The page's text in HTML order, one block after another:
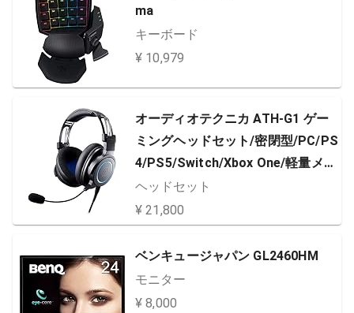
ma
キーボード
¥ 10,979
オーディオテクニカ ATH-G1 ゲー
ミングヘッドセット/密閉型/PC/PS
4/PS5/Switch/Xbox One/軽量メタ
ルヘッドバンド/取り外しマイク /
3.5mmステレオ4 極ミニプラグ/Im
merse対応 / FF14推奨認定ヘッド
セット 【国内正規品/メーカー 付
き】
ヘッドセット
¥ 21,800
ベンキュージャパン GL2460HM
モニター
¥ 8,000